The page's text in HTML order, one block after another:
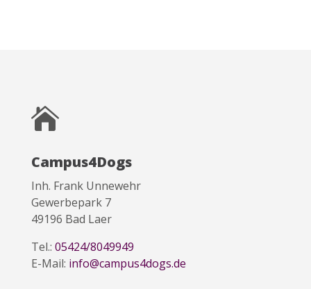

Campus4Dogs
Inh. Frank Unnewehr
Gewerbepark 7
49196 Bad Laer
Tel.: 05424/8049949
E-Mail: info@campus4dogs.de